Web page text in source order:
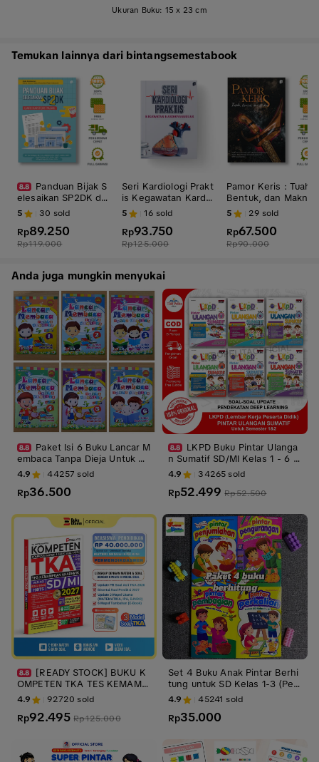
Ukuran Buku: 15 x 23 cm
Temukan lainnya dari bintangsemestabook
Panduan Bijak S
elesaikan SP2DK dar
i Kantor Pajak - Dr.
Nur Hidayat, Ak., C.
A., ASEAN-CPA., CA
PF., CERA., BKP., Fer
utra, S.Sos., M.Si.
5 30 sold
Rp89.250
Rp119.000
Seri Kardiologi Prakt
is Kegawatan Kardio
vaskular
5 16 sold
Rp93.750
Rp125.000
Pamor Keris : Tuah,
Bentuk, dan Makna
- Capt. Feri Irawan
MT. Osc., Suwarna D
wijonagoro, Agatia
Mega Rianda, Idris H
5 29 sold
Rp67.500
Rp90.000
Anda juga mungkin menyukai
Paket Isi 6 Buku Lancar M
embaca Tanpa Dieja Untuk An
ak Anak Full Color
4.9 44257 sold
Rp36.500
[READY STOCK] BUKU K
OMPETEN TKA TES KEMAMP
UAN AKADEMIK SD/MI TAHUN
2027 TERUPDATE (Dilengkapi
Soal HOTS, Materi dan Kunci
4.9 92720 sold
Rp92.495 Rp125.000
LKPD Buku Pintar Ulanga
n Sumatif SD/MI Kelas 1 - 6 K
uMer CP Terbaru semester 1
& 2. Plus Kunci Jawaban
4.9 34265sold
Rp52.499 Rp52.500
Set 4 Buku Anak Pintar Berhi
tung untuk SD Kelas 1-3 (Penj
umlahan, Pengurangan, Perka
lian, Pembagian) - BI
4.9 45241 sold
Rp35.000